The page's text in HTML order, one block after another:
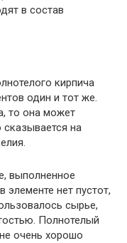
в состав
кирпича
один и тот же.
то она может
сказывается на
выполненное
нет пустот,
сырье,
Полнотелый
очень хорошо